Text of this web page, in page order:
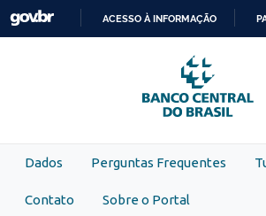
Skip to main content
PARA
O
CONTEÚDO
ACESSO À INFORMAÇÃO
Dados Perguntas Frequentes
Contato Sobre o Portal